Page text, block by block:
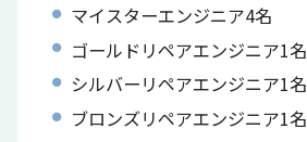
マイスターエンジニア4名
ゴールドリペアエンジニア1名
シルバーリペアエンジニア1名
ブロンズリペアエンジニア1名